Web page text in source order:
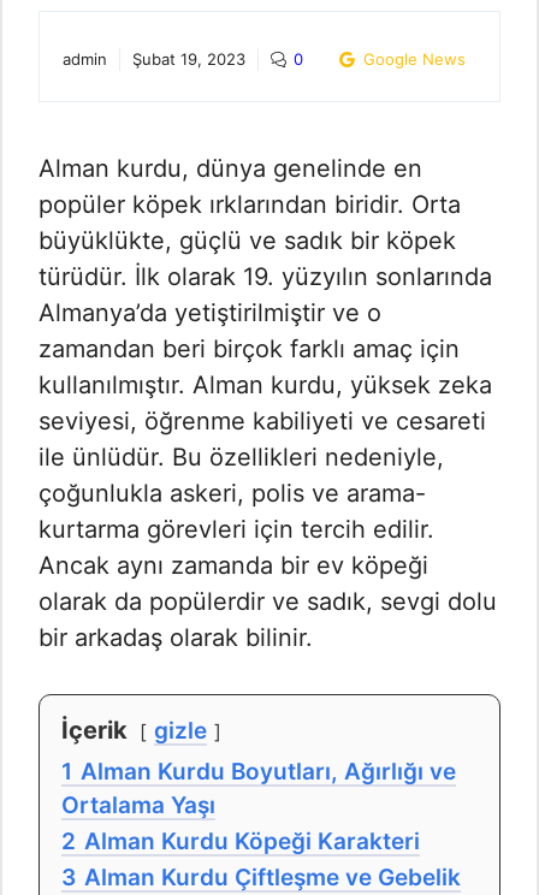
admin Şubat 19, 2023 0 Google News
Alman kurdu, dünya genelinde en
popüler köpek ırklarından biridir. Orta
büyüklükte, güçlü ve sadık bir köpek
türüdür. İlk olarak 19. yüzyılın sonlarında
Almanya’da yetiştirilmiştir ve o
zamandan beri birçok farklı amaç için
kullanılmıştır. Alman kurdu, yüksek zeka
seviyesi, öğrenme kabiliyeti ve cesareti
ile ünlüdür. Bu özellikleri nedeniyle,
çoğunlukla askeri, polis ve arama-
kurtarma görevleri için tercih edilir.
Ancak aynı zamanda bir ev köpeği
olarak da popülerdir ve sadık, sevgi dolu
bir arkadaş olarak bilinir.
İçerik
gizle
1 Alman Kurdu Boyutları, Ağırlığı ve
Ortalama Yaşı
2 Alman Kurdu Köpeği Karakteri
3 Alman Kurdu Çiftleşme ve Gebelik